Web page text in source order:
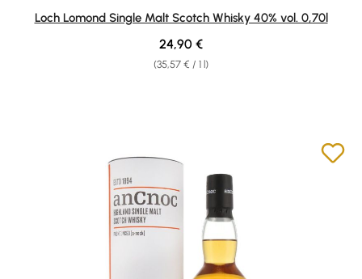
Average rating of 4.6 out of 5 stars
Loch Lomond Single Malt Scotch Whisky 40% vol. 0,70l
(35,57 € / 1 l)
Regular price:
24,90 €